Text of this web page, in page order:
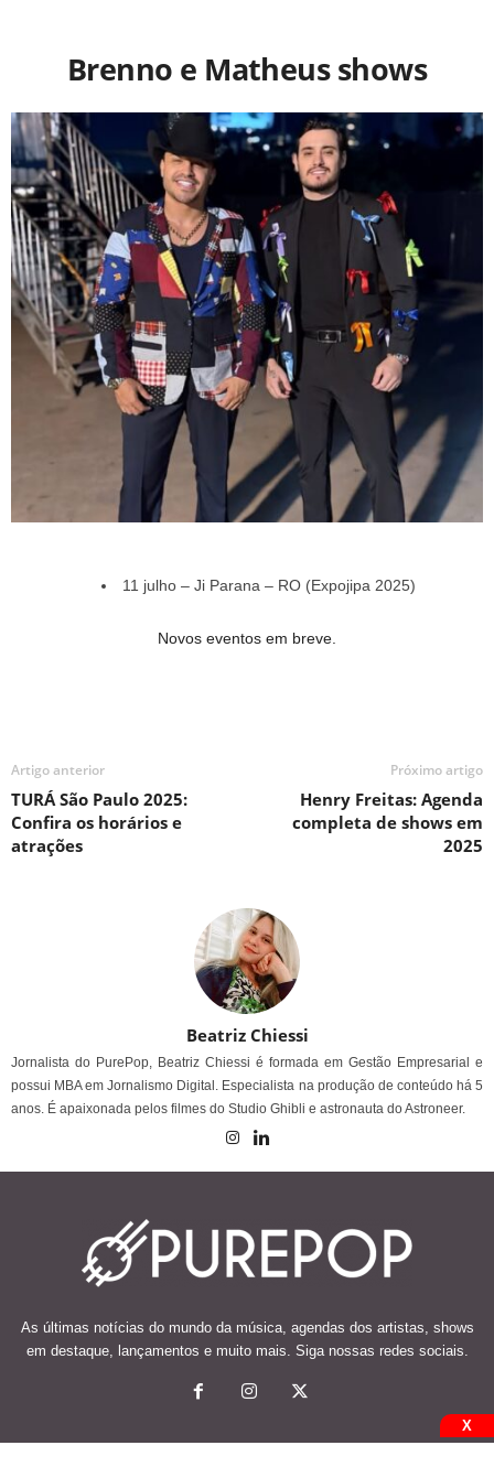
Brenno e Matheus shows
11 julho – Ji Parana – RO (Expojipa 2025)
Novos eventos em breve.
Artigo anterior
TURÁ São Paulo 2025:
Confira os horários e
atrações
Próximo artigo
Henry Freitas: Agenda
completa de shows em
2025
Beatriz Chiessi
Jornalista do PurePop, Beatriz Chiessi é formada em Gestão Empresarial e
possui MBA em Jornalismo Digital. Especialista na produção de conteúdo há 5
anos. É apaixonada pelos filmes do Studio Ghibli e astronauta do Astroneer.
As últimas notícias do mundo da música, agendas dos artistas, shows
em destaque, lançamentos e muito mais. Siga nossas redes sociais.
X